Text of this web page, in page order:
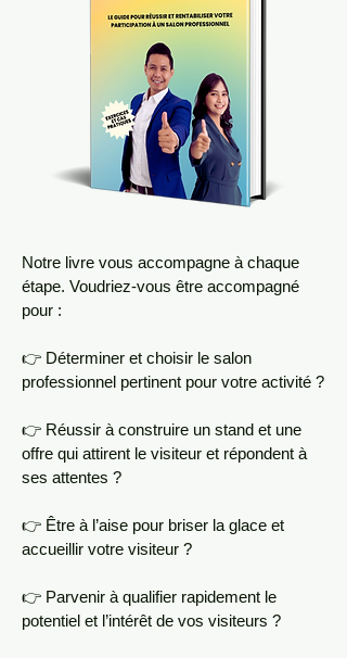
Notre livre vous accompagne à chaque
étape. Voudriez-vous être accompagné
pour :
👉 Déterminer et choisir le salon
professionnel pertinent pour votre activité ?
👉 Réussir à construire un stand et une
offre qui attirent le visiteur et répondent à
ses attentes ?
👉 Être à l’aise pour briser la glace et
accueillir votre visiteur ?
👉 Parvenir à qualifier rapidement le
potentiel et l’intérêt de vos visiteurs ?